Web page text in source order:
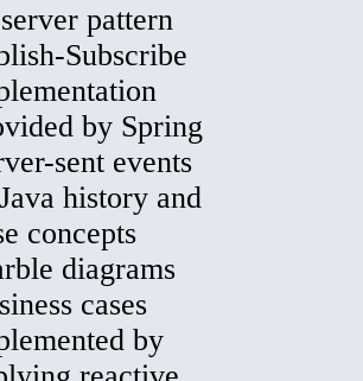
pattern
Subscribe
by Spring
sent events
history and
concepts
diagrams
cases
by